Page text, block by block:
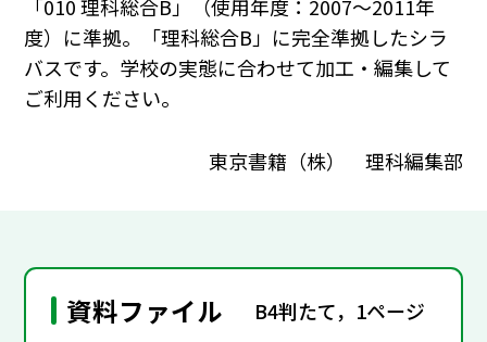
「010 理科総合B」（使用年度：2007～2011年
度）に準拠。「理科総合B」に完全準拠したシラ
バスです。学校の実態に合わせて加工・編集して
ご利用ください｡
東京書籍（株） 理科編集部
資料ファイル B4判たて，1ページ